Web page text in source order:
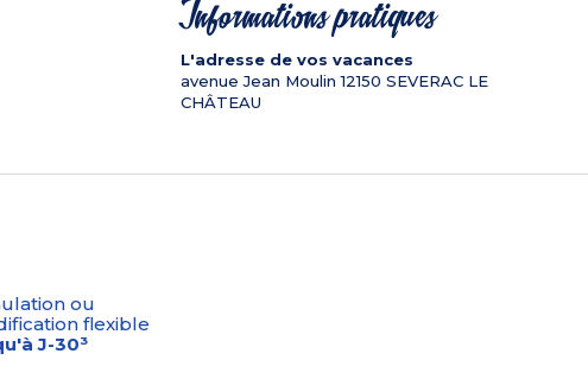
Informations pratiques
L'adresse de vos vacances
avenue Jean Moulin 12150 SEVERAC LE
CHÂTEAU
ou
flexible
J-30³